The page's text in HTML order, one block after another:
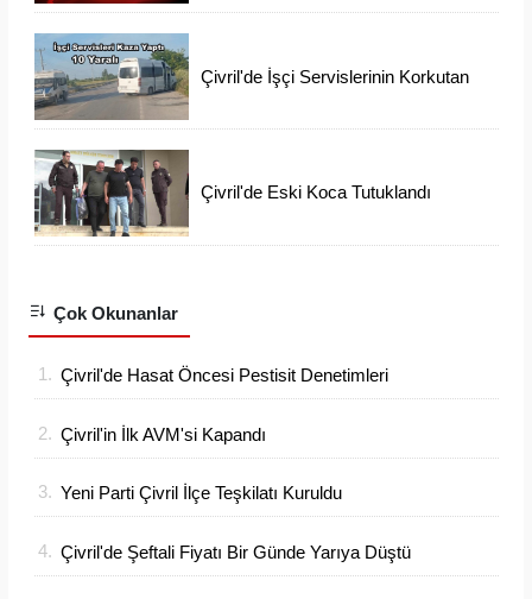
Çivril'de İşçi Servislerinin Korkutan
Çivril'de Eski Koca Tutuklandı
Çok Okunanlar
1. Çivril'de Hasat Öncesi Pestisit Denetimleri
2. Çivril'in İlk AVM'si Kapandı
3. Yeni Parti Çivril İlçe Teşkilatı Kuruldu
4. Çivril'de Şeftali Fiyatı Bir Günde Yarıya Düştü